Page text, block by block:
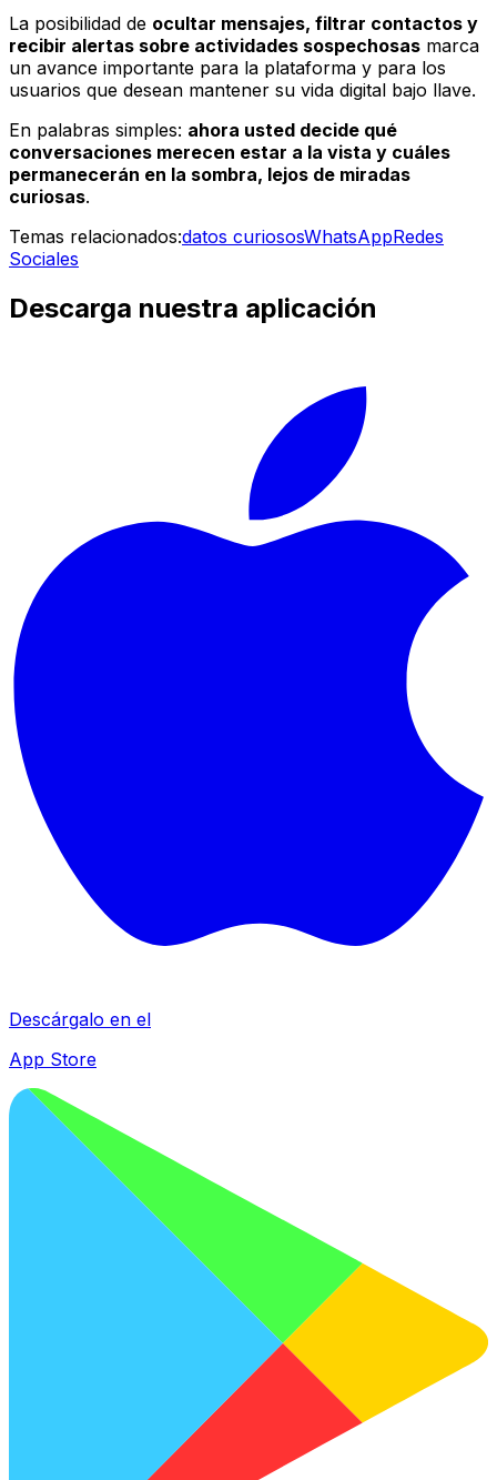
La posibilidad de ocultar mensajes, filtrar contactos y
recibir alertas sobre actividades sospechosas marca
un avance importante para la plataforma y para los
usuarios que desean mantener su vida digital bajo llave.
En palabras simples: ahora usted decide qué
conversaciones merecen estar a la vista y cuáles
permanecerán en la sombra, lejos de miradas
curiosas.
Temas relacionados:datos curiososWhatsAppRedes
Sociales
Descarga nuestra aplicación
Descárgalo en el
App Store